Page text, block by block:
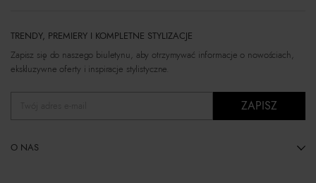
TRENDY, PREMIERY I KOMPLETNE STYLIZACJE
Zapisz się do naszego biuletynu, aby otrzymywać informacje o nowościach,
ekskluzywne oferty i inspiracje stylistyczne.
ZAPISZ
O NAS